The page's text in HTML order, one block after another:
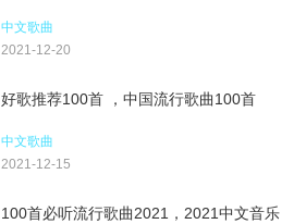
中文歌曲
2021-12-20
好歌推荐100首 ，中国流行歌曲100首
中文歌曲
2021-12-15
100首必听流行歌曲2021，2021中文音乐